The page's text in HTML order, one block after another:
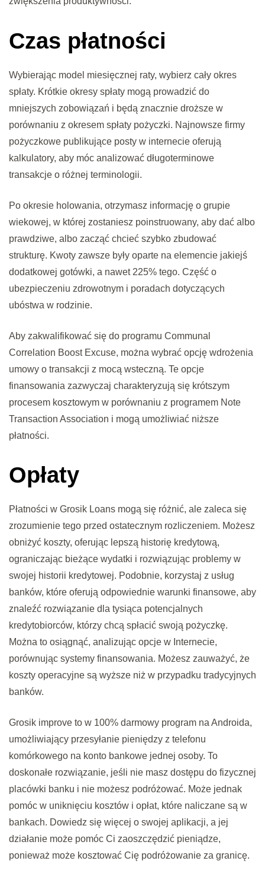
Czas płatności
Wybierając model miesięcznej raty, wybierz cały okres
spłaty. Krótkie okresy spłaty mogą prowadzić do
mniejszych zobowiązań i będą znacznie droższe w
porównaniu z okresem spłaty pożyczki. Najnowsze firmy
pożyczkowe publikujące posty w internecie oferują
kalkulatory, aby móc analizować długoterminowe
transakcje o różnej terminologii.
Po okresie holowania, otrzymasz informację o grupie
wiekowej, w której zostaniesz poinstruowany, aby dać albo
prawdziwe, albo zacząć chcieć szybko zbudować
strukturę. Kwoty zawsze były oparte na elemencie jakiejś
dodatkowej gotówki, a nawet 225% tego. Część o
ubezpieczeniu zdrowotnym i poradach dotyczących
ubóstwa w rodzinie.
Aby zakwalifikować się do programu Communal
Correlation Boost Excuse, można wybrać opcję wdrożenia
umowy o transakcji z mocą wsteczną. Te opcje
finansowania zazwyczaj charakteryzują się krótszym
procesem kosztowym w porównaniu z programem Note
Transaction Association i mogą umożliwiać niższe
płatności.
Opłaty
Płatności w Grosik Loans mogą się różnić, ale zaleca się
zrozumienie tego przed ostatecznym rozliczeniem. Możesz
obniżyć koszty, oferując lepszą historię kredytową,
ograniczając bieżące wydatki i rozwiązując problemy w
swojej historii kredytowej. Podobnie, korzystaj z usług
banków, które oferują odpowiednie warunki finansowe, aby
znaleźć rozwiązanie dla tysiąca potencjalnych
kredytobiorców, którzy chcą spłacić swoją pożyczkę.
Można to osiągnąć, analizując opcje w Internecie,
porównując systemy finansowania. Możesz zauważyć, że
koszty operacyjne są wyższe niż w przypadku tradycyjnych
banków.
Grosik improve to w 100% darmowy program na Androida,
umożliwiający przesyłanie pieniędzy z telefonu
komórkowego na konto bankowe jednej osoby. To
doskonałe rozwiązanie, jeśli nie masz dostępu do fizycznej
placówki banku i nie możesz podróżować. Może jednak
pomóc w uniknięciu kosztów i opłat, które naliczane są w
bankach. Dowiedz się więcej o swojej aplikacji, a jej
działanie może pomóc Ci zaoszczędzić pieniądze,
ponieważ może kosztować Cię podróżowanie za granicę.